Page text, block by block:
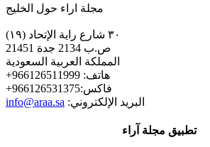
مجلة اراء حول الخليج
٣٠ شارع راية الإتحاد (١٩)
ص.ب 2134 جدة 21451
المملكة العربية السعودية
+هاتف: 966126511999
+فاكس:966126531375
info@araa.sa :البريد الإلكتروني
تطبيق مجلة آراء